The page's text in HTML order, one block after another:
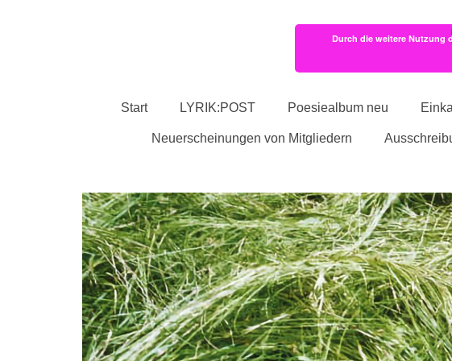
Start LYRIK:POST Poesiealbum neu
Neuerscheinungen von Mitgliedern
Durch die weitere Nutzung